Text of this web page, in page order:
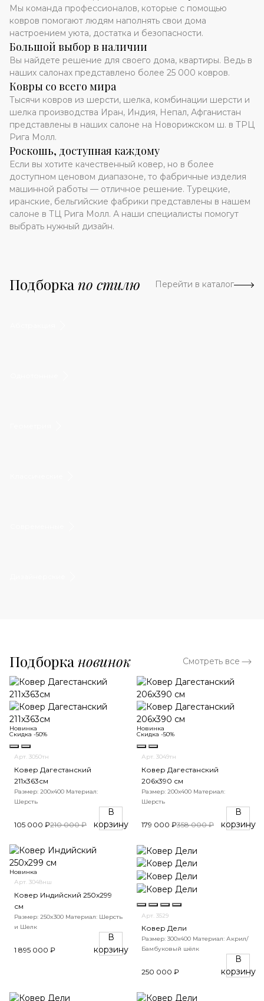
Мы команда профессионалов, которые с помощью
ковров помогают людям наполнять свои дома
настроением уюта, достатка и безопасности.
Большой выбор в наличии
Вы найдете решение для своего дома, квартиры. Ведь в
наших салонах представлено более 25 000 ковров.
Ковры со всего мира
Тысячи ковров из шерсти, шелка, комбинации шерсти и
шелка производства Иран, Индия, Непал, Афганистан
представлены в наших салоне на Новорижском ш. в ТРЦ
Рига Молл.
Роскошь, доступная каждому
Если вы хотите качественный ковер, но в более
доступном ценовом диапазоне, то фабричные изделия
машинной работы — отличное решение. Турецкие,
иранские, бельгийские фабрики представлены в нашем
салоне в ТЦ Рига Молл. А наши специалисты помогут
выбрать нужный дизайн.
Подборка по стилю Перейти в каталог
Подборка новинок Смотреть все
Новинка
Скидка -50%
Арт. 3050тн
Ковер Дагестанский
211x363см
Размер: 200х400 Материал:
Шерсть
105 000 ₽210 000 ₽
В
корзину
Новинка
Скидка -50%
Арт. 3049тн
Ковер Дагестанский
206x390 см
Размер: 200х400 Материал:
Шерсть
179 000 ₽358 000 ₽
В
корзину
Новинка
Арт. 3048нш
Ковер Индийский 250x299
см
Размер: 250x300 Материал: Шерсть
и Шелк
1 895 000 ₽
В
корзину
Арт. 3529
Ковер Дели
Размер: 300х400 Материал: Акрил/
Бамбуковый шёлк
250 000 ₽
В
корзину